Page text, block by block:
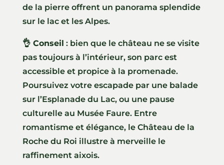
de la pierre offrent un panorama splendide
sur le lac et les Alpes.
👌 Conseil : bien que le château ne se visite
pas toujours à l’intérieur, son parc est
accessible et propice à la promenade.
Poursuivez votre escapade par une balade
sur l’Esplanade du Lac, ou une pause
culturelle au Musée Faure. Entre
romantisme et élégance, le Château de la
Roche du Roi illustre à merveille le
raffinement aixois.